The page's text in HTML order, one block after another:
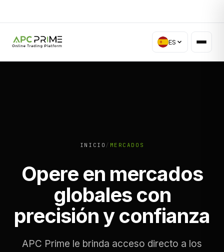
ES
INICIO / MERCADOS
Opere en mercados
globales con
precisión y confianza
APC Prime le brinda acceso directo a los